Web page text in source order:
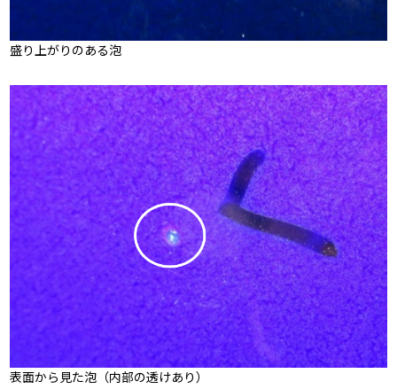
盛り上がりのある泡
表面から見た泡（内部の透けあり）